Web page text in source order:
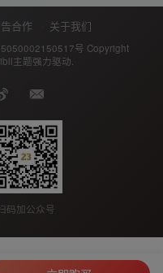
合作 关于我们
号 Copyright
主题强力驱动.
码加公众号